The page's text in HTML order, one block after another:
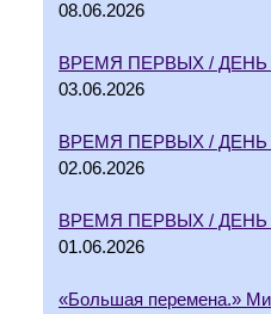
08.06.2026
ВРЕМЯ ПЕРВЫХ / ДЕНЬ
03.06.2026
ВРЕМЯ ПЕРВЫХ / ДЕНЬ
02.06.2026
ВРЕМЯ ПЕРВЫХ / ДЕНЬ
01.06.2026
«Большая перемена.»